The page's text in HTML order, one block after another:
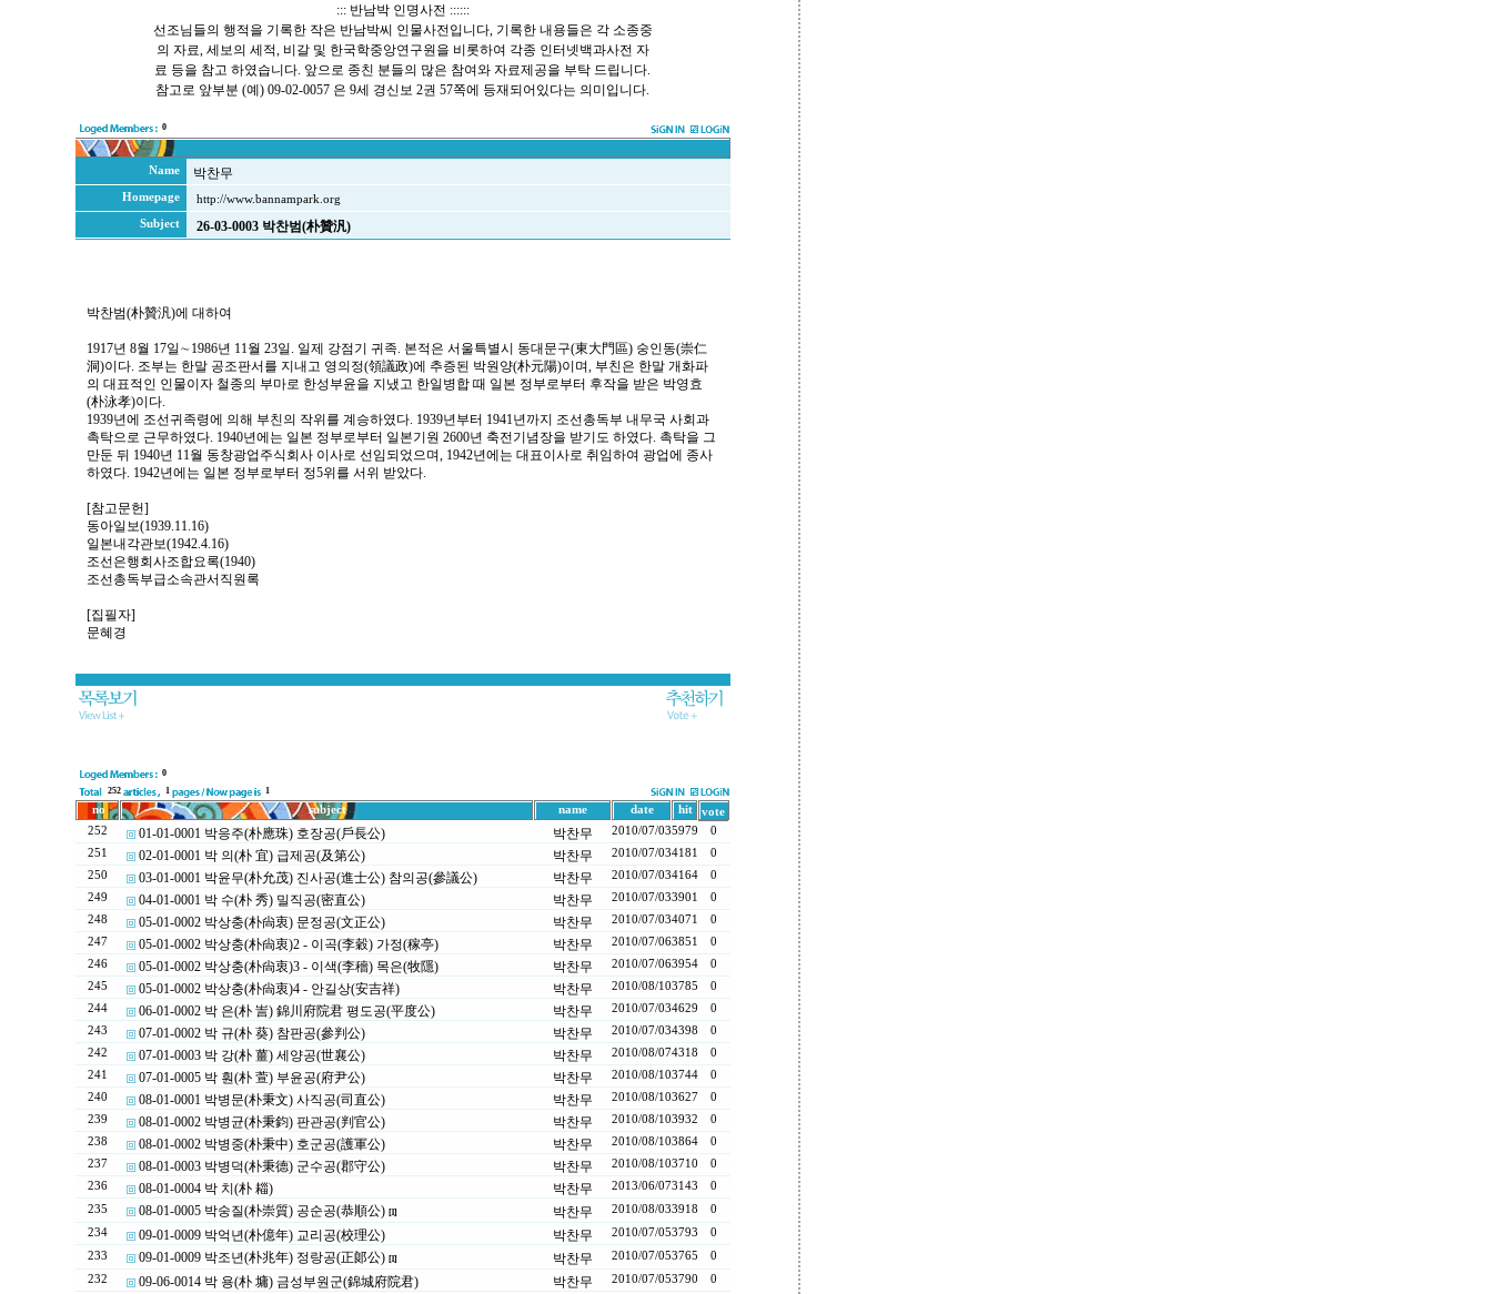
::: 반남박 인명사전 ::::::
선조님들의 행적을 기록한 작은 반남박씨 인물사전입니다, 기록한 내용들은 각 소종중
의 자료, 세보의 세적, 비갈 및 한국학중앙연구원을 비롯하여 각종 인터넷백과사전 자
료 등을 참고 하였습니다. 앞으로 종친 분들의 많은 참여와 자료제공을 부탁 드립니다.
참고로 앞부분 (예) 09-02-0057 은 9세 경신보 2권 57쪽에 등재되어있다는 의미입니다.
0
Name 박찬무
Homepage
http://www.bannampark.org
Subject
26-03-0003 박찬범(朴贊汎)
박찬범(朴贊汎)에 대하여
1917년 8월 17일∼1986년 11월 23일. 일제 강점기 귀족. 본적은 서울특별시 동대문구(東大門區) 숭인동(崇仁
洞)이다. 조부는 한말 공조판서를 지내고 영의정(領議政)에 추증된 박원양(朴元陽)이며, 부친은 한말 개화파
의 대표적인 인물이자 철종의 부마로 한성부윤을 지냈고 한일병합 때 일본 정부로부터 후작을 받은 박영효
(朴泳孝)이다.
1939년에 조선귀족령에 의해 부친의 작위를 계승하였다. 1939년부터 1941년까지 조선총독부 내무국 사회과
촉탁으로 근무하였다. 1940년에는 일본 정부로부터 일본기원 2600년 축전기념장을 받기도 하였다. 촉탁을 그
만둔 뒤 1940년 11월 동창광업주식회사 이사로 선임되었으며, 1942년에는 대표이사로 취임하여 광업에 종사
하였다. 1942년에는 일본 정부로부터 정5위를 서위 받았다.
[참고문헌]
동아일보(1939.11.16)
일본내각관보(1942.4.16)
조선은행회사조합요록(1940)
조선총독부급소속관서직원록
[집필자]
문혜경
0
252
1 1
no subject name date hit
vote
252
01-01-0001 박응주(朴應珠) 호장공(戶長公) 박찬무 2010/07/035979
0
251
02-01-0001 박 의(朴 宜) 급제공(及第公) 박찬무 2010/07/034181
0
250
03-01-0001 박윤무(朴允茂) 진사공(進士公) 참의공(參議公) 박찬무 2010/07/034164
0
249
04-01-0001 박 수(朴 秀) 밀직공(密直公) 박찬무 2010/07/033901
0
248
05-01-0002 박상충(朴尙衷) 문정공(文正公) 박찬무 2010/07/034071
0
247
05-01-0002 박상충(朴尙衷)2 - 이곡(李穀) 가정(稼亭) 박찬무 2010/07/063851
0
246
05-01-0002 박상충(朴尙衷)3 - 이색(李穡) 목은(牧隱) 박찬무 2010/07/063954
0
245
05-01-0002 박상충(朴尙衷)4 - 안길상(安吉祥) 박찬무 2010/08/103785
0
244
06-01-0002 박 은(朴 訔) 錦川府院君 평도공(平度公) 박찬무 2010/07/034629
0
243
07-01-0002 박 규(朴 葵) 참판공(參判公) 박찬무 2010/07/034398
0
242
07-01-0003 박 강(朴 薑) 세양공(世襄公) 박찬무 2010/08/074318
0
241
07-01-0005 박 훤(朴 萱) 부윤공(府尹公) 박찬무 2010/08/103744
0
240
08-01-0001 박병문(朴秉文) 사직공(司直公) 박찬무 2010/08/103627
0
239
08-01-0002 박병균(朴秉鈞) 판관공(判官公) 박찬무 2010/08/103932
0
238
08-01-0002 박병중(朴秉中) 호군공(護軍公) 박찬무 2010/08/103864
0
237
08-01-0003 박병덕(朴秉德) 군수공(郡守公) 박찬무 2010/08/103710
0
236
08-01-0004 박 치(朴 䎩) 박찬무 2013/06/073143
0
235
08-01-0005 박숭질(朴崇質) 공순공(恭順公) [1] 박찬무 2010/08/033918
0
234
09-01-0009 박억년(朴億年) 교리공(校理公) 박찬무 2010/07/053793
0
233
09-01-0009 박조년(朴兆年) 정랑공(正郞公) [1] 박찬무 2010/07/053765
0
232
09-06-0014 박 용(朴 墉) 금성부원군(錦城府院君) 박찬무 2010/07/053790
0